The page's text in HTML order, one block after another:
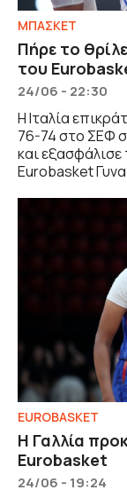
ΜΠΑΣΚΕΤ
Πήρε το
του
24/06 - 22:30
Η Ιταλία
76-74 στο ΣΕΦ
και εξασφάλισε
Eurobasket
EUROBASKET
Η Γαλλία
Εurobasket
24/06 - 19:24